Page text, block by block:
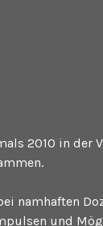
2010 in der
namhaften
und